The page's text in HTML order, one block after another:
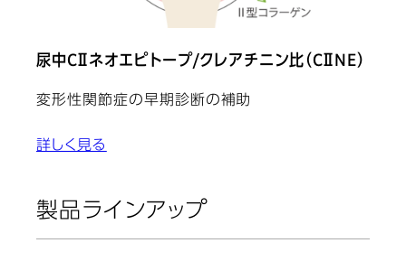
尿中CⅡネオエピトープ/クレアチニン比（CⅡNE）
変形性関節症の早期診断の補助
詳しく見る
製品ラインアップ